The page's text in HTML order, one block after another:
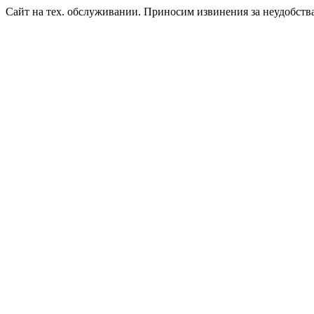
Сайт на тех. обслуживании. Приносим извинения за